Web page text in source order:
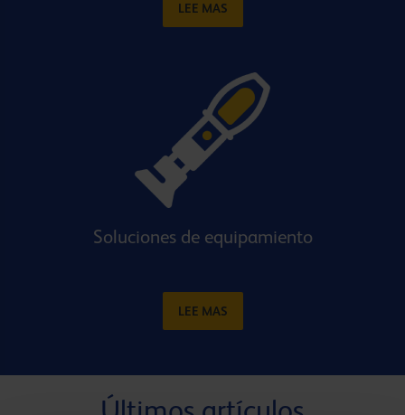
LEE MAS
Soluciones de equipamiento
LEE MAS